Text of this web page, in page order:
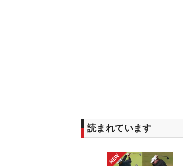
読まれています